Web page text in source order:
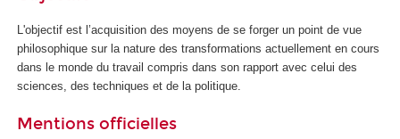
L'objectif est l’acquisition des moyens de se forger un point de vue
philosophique sur la nature des transformations actuellement en cours
dans le monde du travail compris dans son rapport avec celui des
sciences, des techniques et de la politique.
Mentions officielles